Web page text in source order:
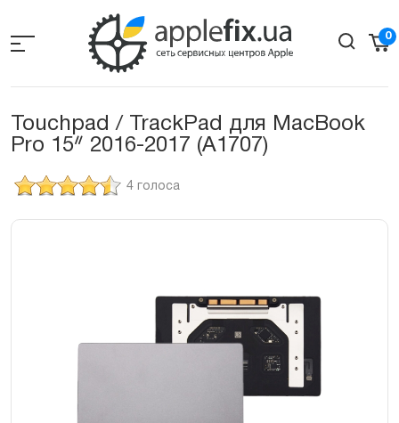
the
0
Touchpad / TrackPad для MacBook
Pro 15ᐥ 2016-2017 (A1707)
4 голоса